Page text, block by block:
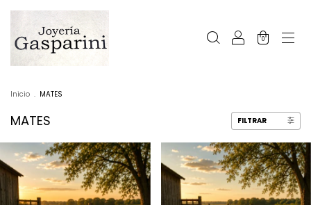
0
Inicio . MATES
MATES FILTRAR